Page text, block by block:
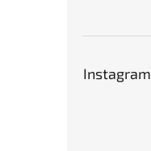
Instagram